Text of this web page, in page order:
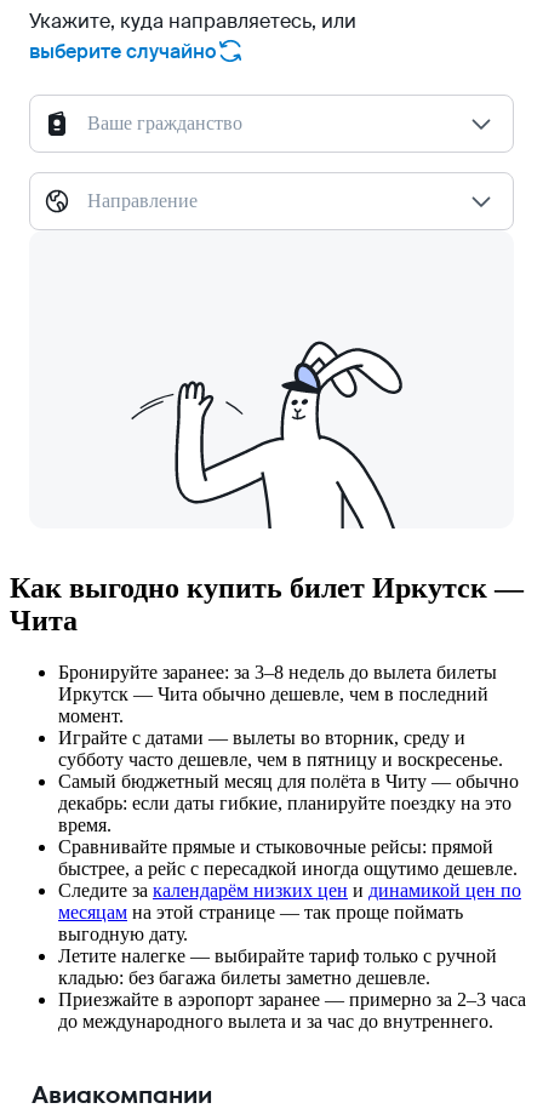
Укажите, куда направляетесь, или
выберите случайно
Ваше гражданство
Направление
Как выгодно купить билет Иркутск —
Чита
Бронируйте заранее: за 3–8 недель до вылета билеты
Иркутск — Чита обычно дешевле, чем в последний
момент.
Играйте с датами — вылеты во вторник, среду и
субботу часто дешевле, чем в пятницу и воскресенье.
Самый бюджетный месяц для полёта в Читу — обычно
декабрь: если даты гибкие, планируйте поездку на это
время.
Сравнивайте прямые и стыковочные рейсы: прямой
быстрее, а рейс с пересадкой иногда ощутимо дешевле.
Следите за календарём низких цен и динамикой цен по
месяцам на этой странице — так проще поймать
выгодную дату.
Летите налегке — выбирайте тариф только с ручной
кладью: без багажа билеты заметно дешевле.
Приезжайте в аэропорт заранее — примерно за 2–3 часа
до международного вылета и за час до внутреннего.
Авиакомпании